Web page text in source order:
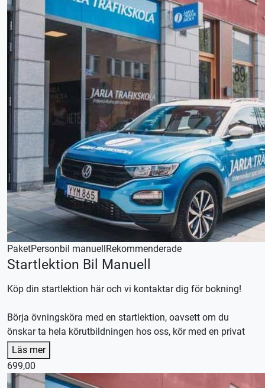
PaketPersonbil manuellRekommenderade
Startlektion Bil Manuell
Köp din startlektion här och vi kontaktar dig för bokning!
Börja övningsköra med en startlektion, oavsett om du
önskar ta hela körutbildningen hos oss, kör med en privat
handledare eller en kombination av båda.
Efter lektionen skräddarsyr vi en plan efter dina
förutsättningar och önskemål.
Läs mer
699,00